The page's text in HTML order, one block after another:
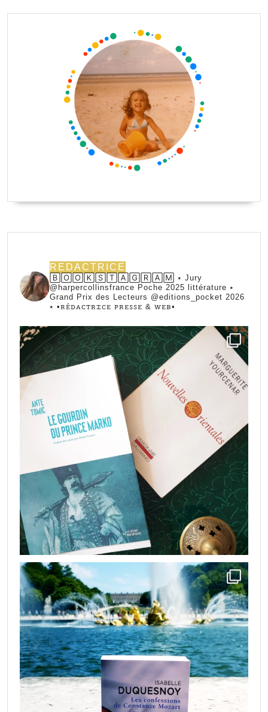
REDACTRICE
🄱🄾🄾🄺🅂🅃🄰🄶🅁🄰🄼 ⭑ Jury
@harpercollinsfrance Poche 2025 littérature ⭑
Grand Prix des Lecteurs @editions_pocket 2026
⭑ •ꭱꭼ́ꭰꭺꮯꭲꭱꮖꮯꭼ ꮲꭱꭼꮪꮪꭼ & ꮃꭼᏼ•